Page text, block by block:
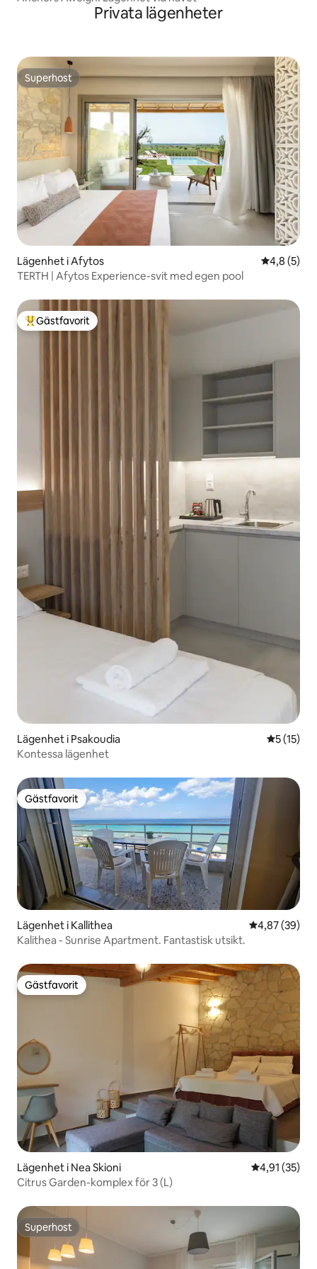
Privata lägenheter
Superhost
Superhost
Lägenhet i Afytos 4,8 av 5 i
4,8 (5)
TERTH | Afytos Experience-svit med egen pool
Populär gästfavorit
Gästfavorit
Lägenhet i Psakoudia 5 av 5 i
5 (15)
Kontessa lägenhet
Gästfavorit
Gästfavorit
Lägenhet i Kallithea 4,87 av 5 i
4,87 (39)
Kalithea - Sunrise Apartment. Fantastisk utsikt.
Gästfavorit
Gästfavorit
Lägenhet i Nea Skioni 4,91 av 5 i
4,91 (35)
Citrus Garden-komplex för 3 (L)
Superhost
Superhost